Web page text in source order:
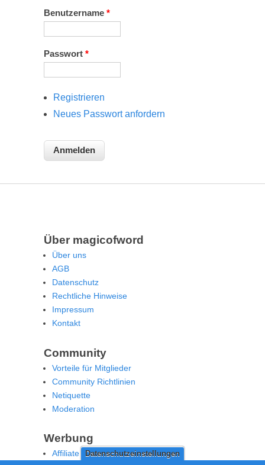
Datenschutzeinstellungen
Benutzername *
Passwort *
Registrieren
Neues Passwort anfordern
Über magicofword
Über uns
AGB
Datenschutz
Rechtliche Hinweise
Impressum
Kontakt
Community
Vorteile für Mitglieder
Community Richtlinien
Netiquette
Moderation
Werbung
Affiliate Offenlegung